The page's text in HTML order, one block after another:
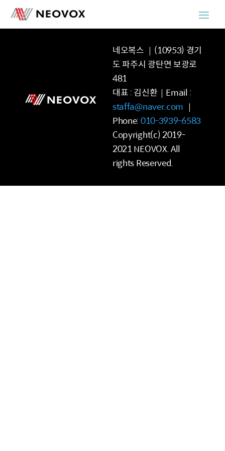
네오복스 ｜(10953) 경기
도 파주시 광탄면 보광로
481
대표 : 김신환｜Email :
staffa@naver.com
Phone: 010-3939-6583
Copyright(c) 2019-
2021 NEOVOX. All
rights Reserved.